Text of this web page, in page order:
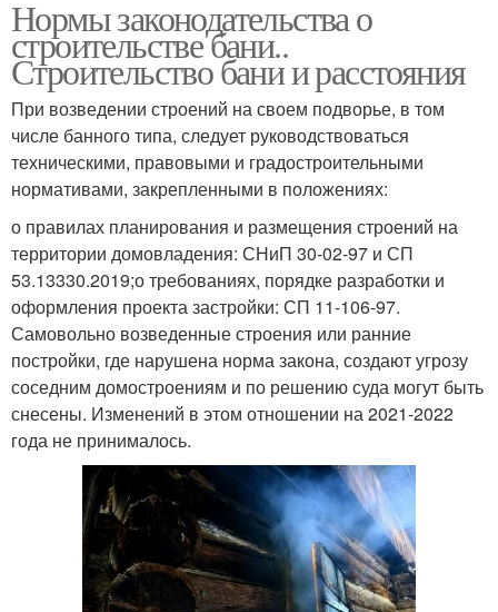
Нормы законодательства о
строительстве бани..
Строительство бани и расстояния
При возведении строений на своем подворье, в том
числе банного типа, следует руководствоваться
техническими, правовыми и градостроительными
нормативами, закрепленными в положениях:
о правилах планирования и размещения строений на
территории домовладения: СНиП 30-02-97 и СП
53.13330.2019;о требованиях, порядке разработки и
оформления проекта застройки: СП 11-106-97.
Самовольно возведенные строения или ранние
постройки, где нарушена норма закона, создают угрозу
соседним домостроениям и по решению суда могут быть
снесены. Изменений в этом отношении на 2021-2022
года не принималось.